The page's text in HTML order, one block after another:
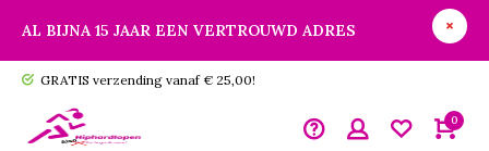
AL BIJNA 15 JAAR EEN VERTROUWD ADRES
GRATIS verzending vanaf € 25,00!
0